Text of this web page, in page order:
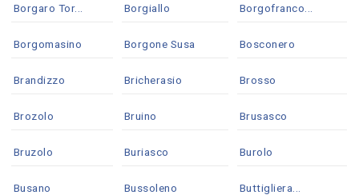
Borgaro Tor... Borgiallo Borgofranco...
Borgomasino Borgone Susa Bosconero
Brandizzo Bricherasio Brosso
Brozolo Bruino Brusasco
Bruzolo Buriasco Burolo
Busano Bussoleno Buttigliera...